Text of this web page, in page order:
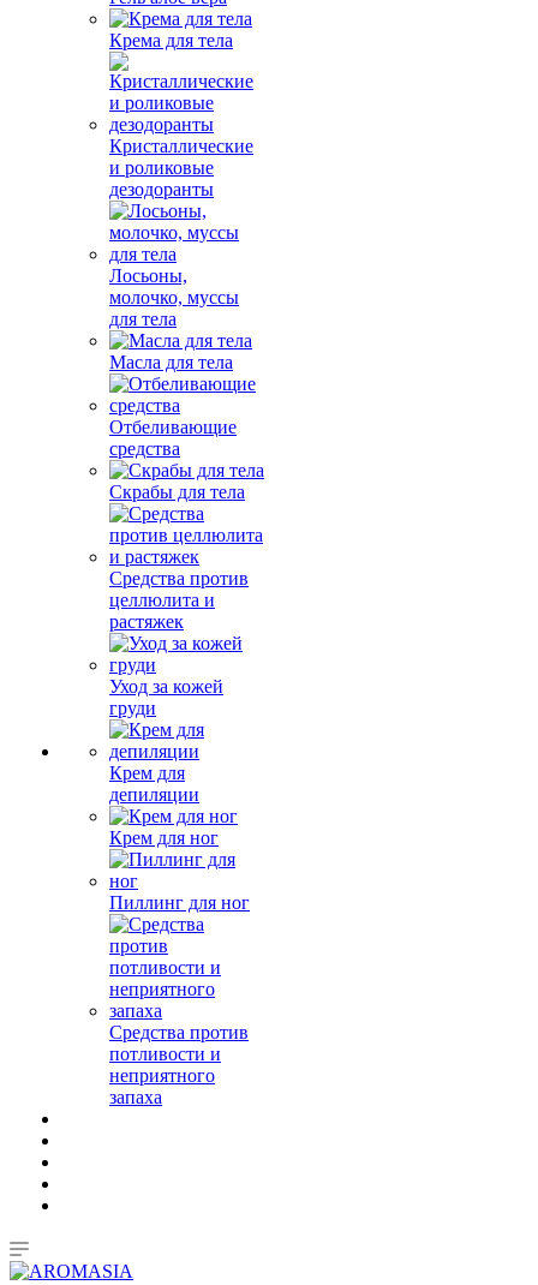
Крема для тела
Кристаллические
и роликовые
дезодоранты
Лосьоны,
молочко, муссы
для тела
Масла для тела
Отбеливающие
средства
Скрабы для тела
Средства против
целлюлита и
растяжек
Уход за кожей
груди
Крем для
депиляции
Крем для ног
Пиллинг для ног
Средства против
потливости и
неприятного
запаха